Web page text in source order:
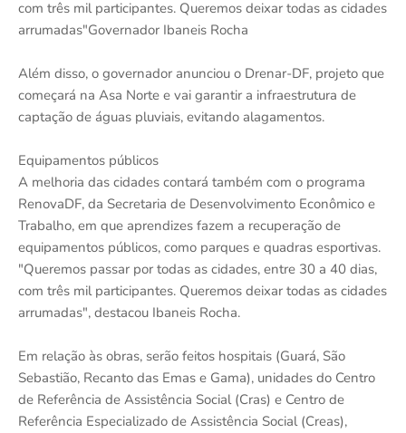
com três mil participantes. Queremos deixar todas as cidades
arrumadas"Governador Ibaneis Rocha
Além disso, o governador anunciou o Drenar-DF, projeto que
começará na Asa Norte e vai garantir a infraestrutura de
captação de águas pluviais, evitando alagamentos.
Equipamentos públicos
A melhoria das cidades contará também com o programa
RenovaDF, da Secretaria de Desenvolvimento Econômico e
Trabalho, em que aprendizes fazem a recuperação de
equipamentos públicos, como parques e quadras esportivas.
"Queremos passar por todas as cidades, entre 30 a 40 dias,
com três mil participantes. Queremos deixar todas as cidades
arrumadas", destacou Ibaneis Rocha.
Em relação às obras, serão feitos hospitais (Guará, São
Sebastião, Recanto das Emas e Gama), unidades do Centro
de Referência de Assistência Social (Cras) e Centro de
Referência Especializado de Assistência Social (Creas),